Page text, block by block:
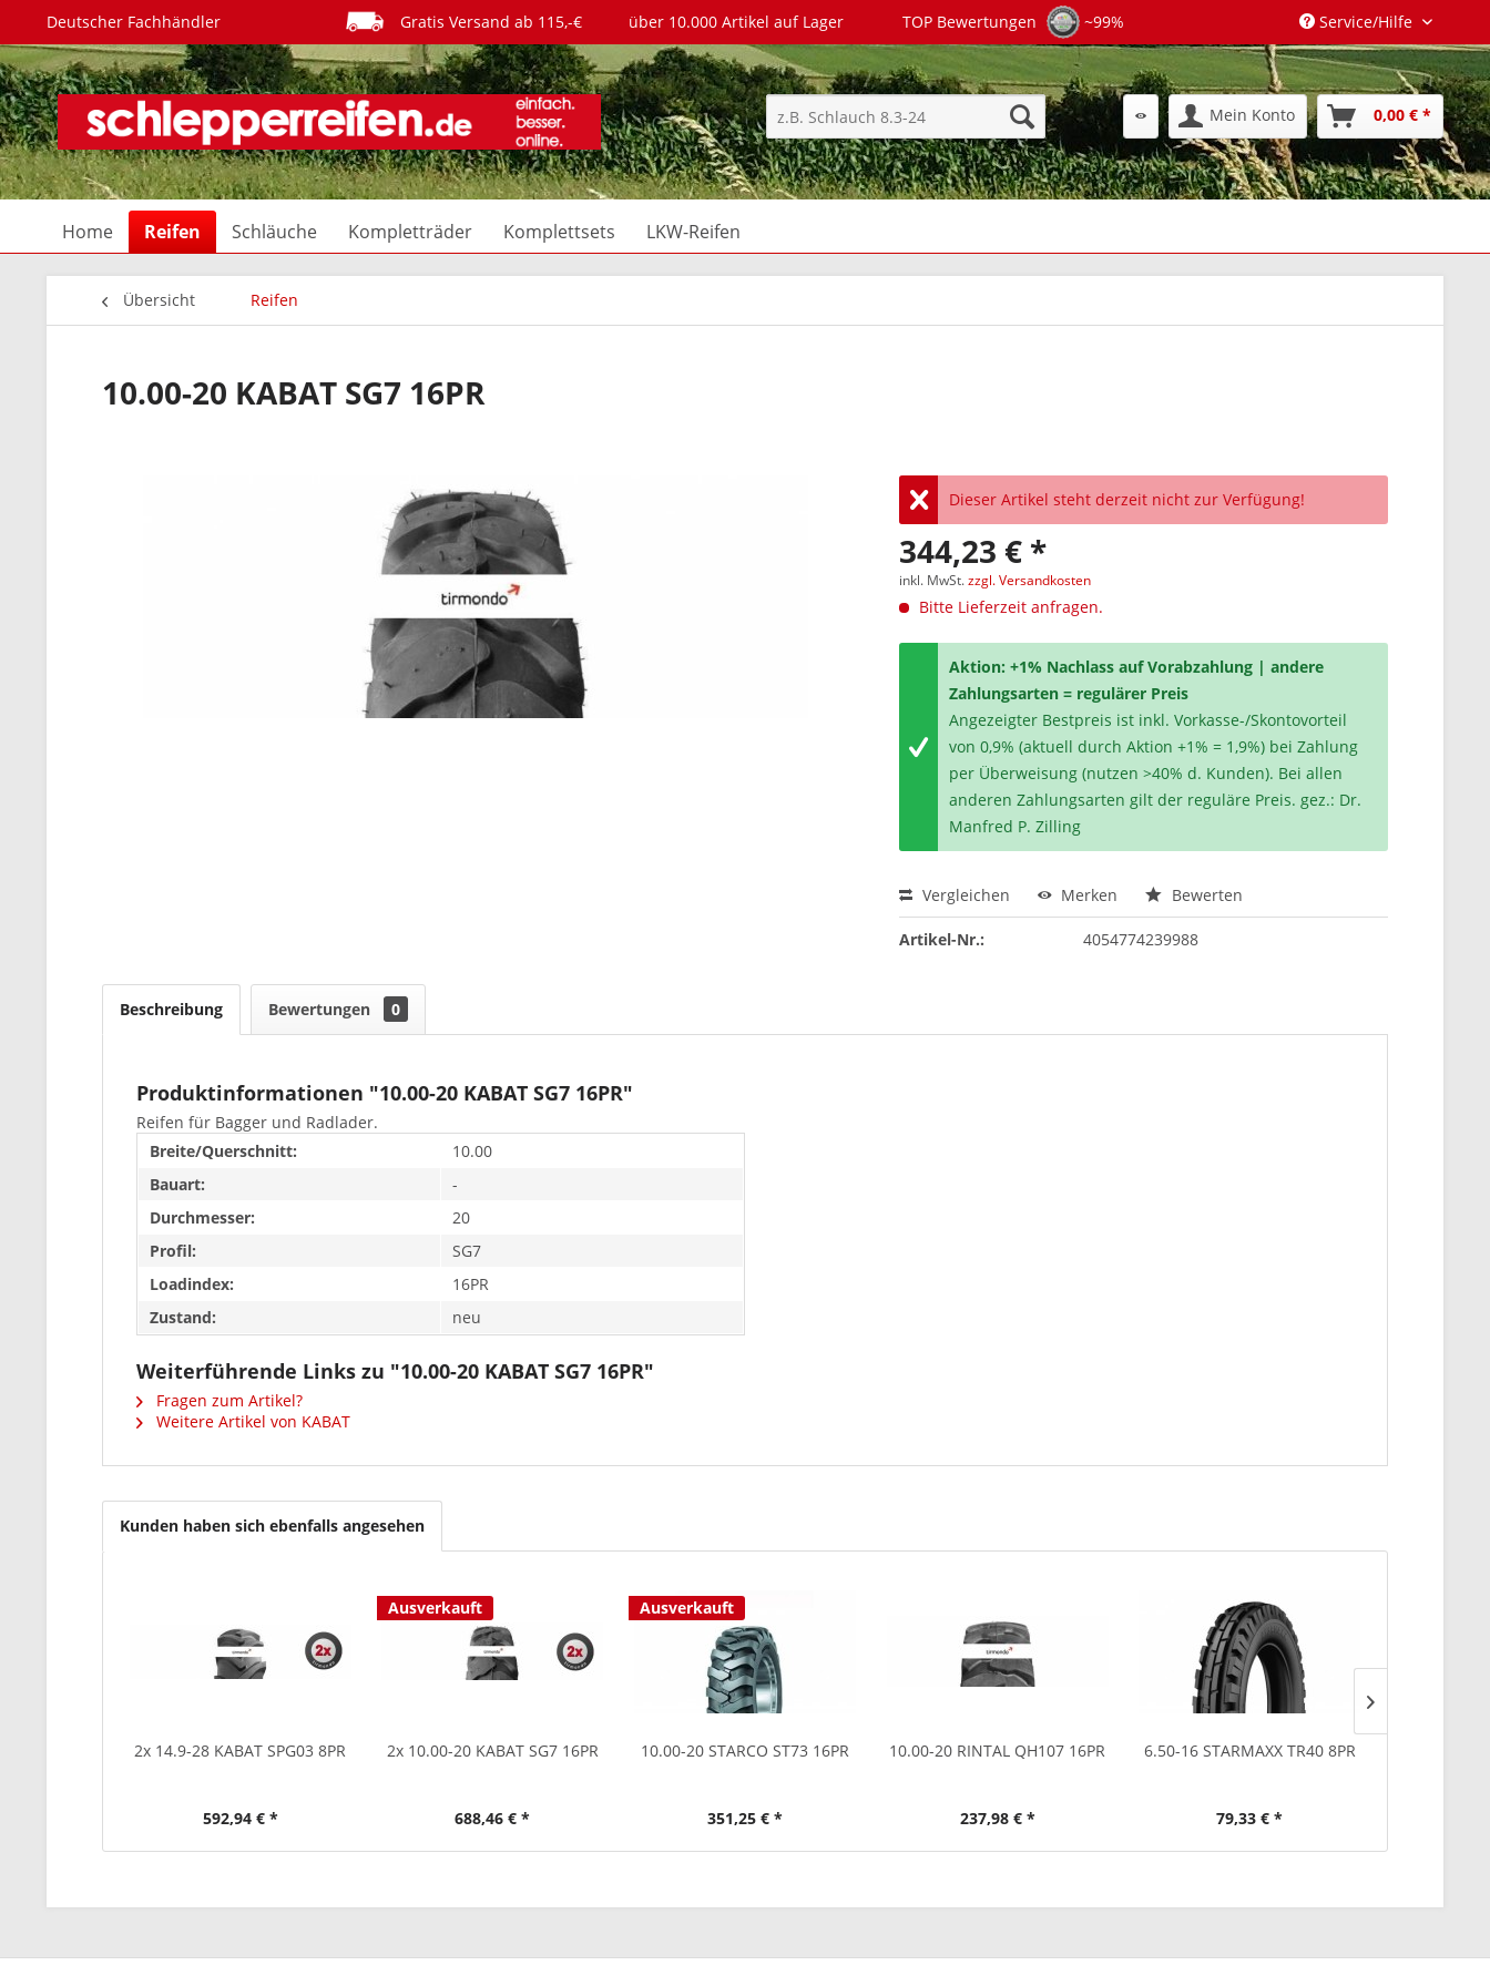
Deutscher Fachhändler Gratis Versand ab 115,-€ über 10.000 Artikel auf Lager TOP Bewertungen ~99% Service/Hilfe
Mein Konto 0,00 € *
Home Reifen Schläuche Kompletträder Komplettsets LKW-Reifen
Übersicht Reifen
10.00-20 KABAT SG7 16PR
Dieser Artikel steht derzeit nicht zur Verfügung!
344,23 € *
inkl. MwSt.zzgl. Versandkosten
Bitte Lieferzeit anfragen.
Aktion: +1% Nachlass auf Vorabzahlung | andere
Zahlungsarten = regulärer Preis
Angezeigter Bestpreis ist inkl. Vorkasse-/Skontovorteil
von 0,9% (aktuell durch Aktion +1% = 1,9%) bei Zahlung
per Überweisung (nutzen >40% d. Kunden). Bei allen
anderen Zahlungsarten gilt der reguläre Preis. gez.: Dr.
Manfred P. Zilling
Vergleichen Merken Bewerten
Artikel-Nr.: 4054774239988
Beschreibung Bewertungen 0
Produktinformationen "10.00-20 KABAT SG7 16PR"
Reifen für Bagger und Radlader.
Breite/Querschnitt:
10.00
Bauart:
-
Durchmesser:
20
Profil:
SG7
Loadindex:
16PR
Zustand:
neu
Weiterführende Links zu "10.00-20 KABAT SG7 16PR"
Fragen zum Artikel?
Weitere Artikel von KABAT
Kunden haben sich ebenfalls angesehen
2x 14.9-28 KABAT SPG03 8PR
592,94 € *
Ausverkauft
2x 10.00-20 KABAT SG7 16PR
688,46 € *
Ausverkauft
10.00-20 STARCO ST73 16PR
351,25 € *
10.00-20 RINTAL QH107 16PR
237,98 € *
6.50-16 STARMAXX TR40 8PR
79,33 € *